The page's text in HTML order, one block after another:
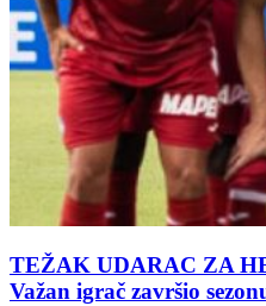
TEŽAK UDARAC ZA
Važan igrač završio